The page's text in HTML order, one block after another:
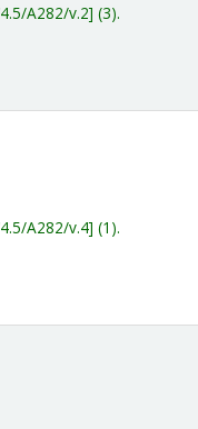
A282/v.2 (3).
A282/v.4 (1).